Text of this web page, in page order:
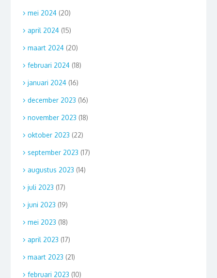
mei 2024(20)
april 2024(15)
maart 2024(20)
februari 2024(18)
januari 2024(16)
december 2023 (16)
november 2023 (18)
oktober 2023 (22)
september 2023 (17)
augustus 2023 (14)
juli 2023 (17)
juni 2023 (19)
mei 2023 (18)
april 2023 (17)
maart 2023 (21)
februari 2023 (10)